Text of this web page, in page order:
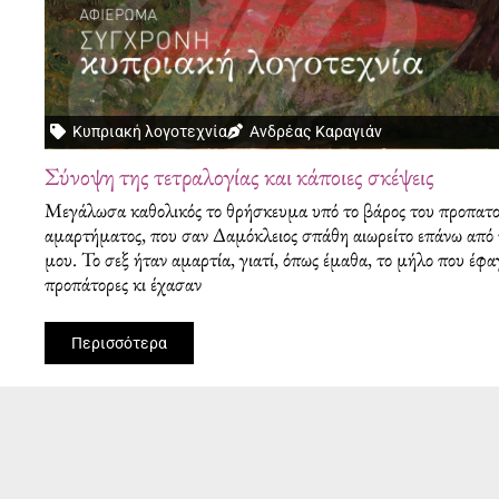
Κυπριακή λογοτεχνία Ανδρέας Καραγιάν
Σύνοψη της τετραλογίας και κάποιες σκέψεις
Μεγάλωσα καθολικός το θρήσκευμα υπό το βάρος του
αμαρτήματος, που σαν Δαμόκλειος σπάθη αιωρείτο επάνω από
μου. Το σεξ ήταν αμαρτία, γιατί, ό­πως έμαθα, το μήλο που
προπάτορες κι έχασαν
Περισσότερα